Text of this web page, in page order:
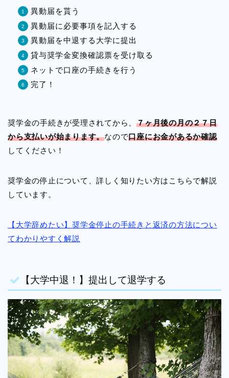
異動届を貰う
異動届に必要事項を記入する
異動届を中退する大学に提出
貸与奨学金変換確認票を受け取る
ネットで口座の手続きを行う
完了！
奨学金の手続きが受理されてから、７ヶ月後の月の２７日
から支払いが始まります。なので口座にお金があるか確認
してください！
奨学金の停止について、詳しく知りたい方はこちらで解説
しています。
【大学辞めたい】奨学金停止の手続きと返済の方法につい
てわかりやすく解説
【大学中退！】提出して退学する